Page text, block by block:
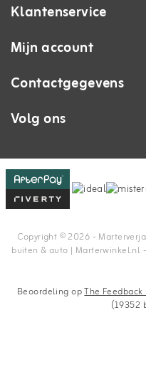
Klantenservice
Mijn account
Contactgegevens
Volg ons
Copyright © 2026 -
buiten & auto | Marterwinkel.nl
Beoordeling opThe Feedback
(19352